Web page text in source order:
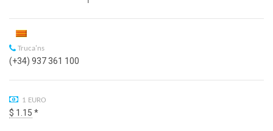
Truca'ns
(+34) 937 361 100
1 EURO
$ 1.15 *